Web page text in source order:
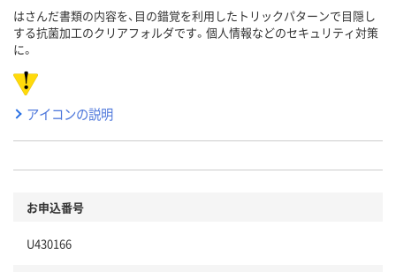
はさんだ書類の内容を、目の錯覚を利用したトリックパターンで目隠し
する抗菌加工のクリアフォルダです。個人情報などのセキュリティ対策
に。
アイコンの説明
お申込番号
U430166